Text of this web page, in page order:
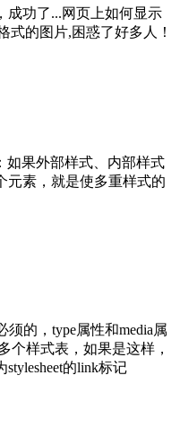
成功了...网页上如何显示
式的图片,困惑了好多人！
如果外部样式、内部样式
元素，就是使多重样式的
的，type属性和media属
个样式表，如果是这样，
的link标记